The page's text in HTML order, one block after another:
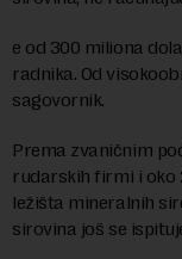
e od 300 miliona
radnika. Od
sagovornik.
Prema zvaničnim
rudarskih firmi i oko
ležišta mineralnih
sirovina još se